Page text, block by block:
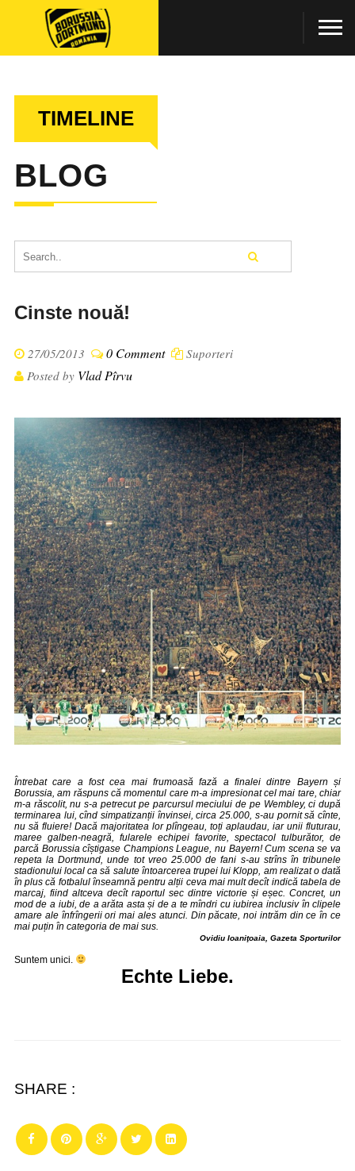
TIMELINE
BLOG
Cinste nouă!
27/05/2013 0 Comment
Suporteri
Posted by Vlad Pîrvu
Întrebat care a fost cea mai frumoasă fază a finalei dintre Bayern și
Borussia, am răspuns că momentul care m-a impresionat cel mai tare, chiar
m-a răscolit, nu s-a petrecut pe parcursul meciului de pe Wembley, ci ­după
terminarea lui, cînd simpatizanții învinsei, circa 25.000, s-au pornit să cînte,
nu să fluiere! Dacă majoritatea lor plîngeau, toți aplaudau, iar unii fluturau,
maree galben-neagră, fularele echipei favorite, spectacol tulburător, de
parcă Borussia cîștigase Champions League, nu Bayern! Cum scena se va
repeta la Dortmund, unde tot vreo 25.000 de fani s-au strîns în tribunele
stadionului local ca să ­salute întoarcerea trupei lui Klopp, am realizat o dată
în plus că fotbalul înseamnă pentru ­alții ceva mai mult decît indică tabela de
mar­caj, fiind altceva decît raportul sec dintre victorie și eșec. Concret, un
mod de a iubi, de a arăta asta și de a te mîndri cu iubirea inclusiv în clipele
amare ale înfrîngerii ori mai ales atunci. Din păcate, noi intrăm din ce în ce
mai puțin în categoria de mai sus.
Ovidiu Ioaniţoaia, Gazeta Sporturilor
Suntem unici.
Echte Liebe.
SHARE :